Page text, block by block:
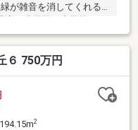
が雑音を消してくれる
♪■小学校、中学校まで
れ、子供たちも喜ぶ環境
６ 750万円
2